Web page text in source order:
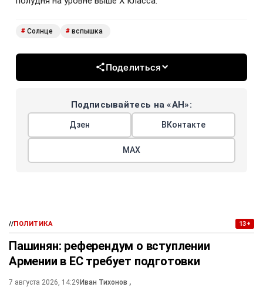
# Солнце # вспышка
Поделиться
Подписывайтесь на «АН»:
Дзен ВКонтакте
МАХ
//ПОЛИТИКА 13+
Пашинян: референдум о вступлении
Армении в ЕС требует подготовки
7 августа 2026, 14:29 Иван Тихонов ,